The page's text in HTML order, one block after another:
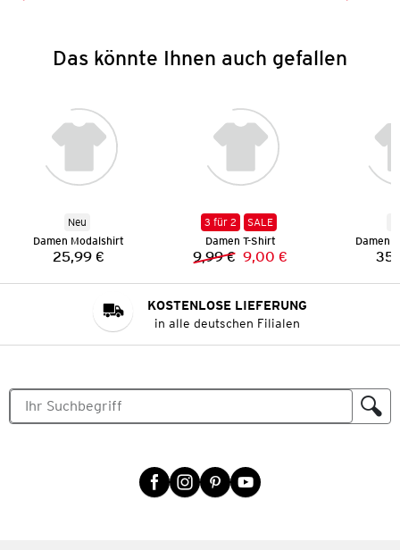
Das könnte Ihnen auch gefallen
Neu
Damen Modalshirt
Preis:
25,99 €
3 für 2
SALE
Damen T-Shirt
Vorheriger Preis:
9,99 € Neuer Preis:
9,00 €
Damen
KOSTENLOSE LIEFERUNG
in alle deutschen Filialen